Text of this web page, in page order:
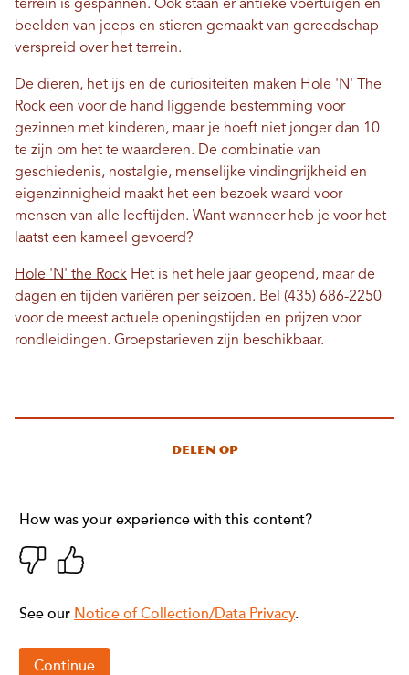
terrein is gespannen. Ook staan ​​er antieke voertuigen en
beelden van jeeps en stieren gemaakt van gereedschap
verspreid over het terrein.
De dieren, het ijs en de curiositeiten maken Hole 'N' The
Rock een voor de hand liggende bestemming voor
gezinnen met kinderen, maar je hoeft niet jonger dan 10
te zijn om het te waarderen. De combinatie van
geschiedenis, nostalgie, menselijke vindingrijkheid en
eigenzinnigheid maakt het een bezoek waard voor
mensen van alle leeftijden. Want wanneer heb je voor het
laatst een kameel gevoerd?
Hole 'N' the Rock Het is het hele jaar geopend, maar de
dagen en tijden variëren per seizoen. Bel (435) 686-2250
voor de meest actuele openingstijden en prijzen voor
rondleidingen. Groepstarieven zijn beschikbaar.
Delen op